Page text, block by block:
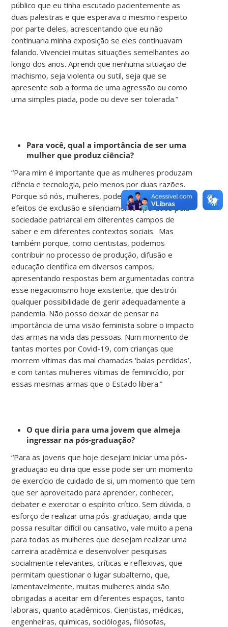
público que eu tinha escutado pacientemente as
duas palestras e que esperava o mesmo respeito
por parte deles, acrescentando que eu não
continuaria minha exposição se eles continuavam
falando. Vivenciei muitas situações semelhantes ao
longo dos anos. Aprendi que nenhuma situação de
machismo, seja violenta ou sutil, seja que se
apresente sob a forma de uma agressão ou como
uma simples piada, pode ou deve ser tolerada.”
Para você, qual a importância de ser uma
mulher que produz ciência?
“Para mim é importante que as mulheres produzam
ciência e tecnologia, pelo menos por duas razões.
Porque só nós, mulheres, podemos falar dos
efeitos de exclusão e silenciamento operados pela
sociedade patriarcal em diferentes campos de
saber e em diferentes contextos sociais. Mas
também porque, como cientistas, podemos
contribuir no processo de produção, difusão e
educação científica em diversos campos,
apresentando respostas bem argumentadas contra
esse negacionismo hoje existente, que destrói
qualquer possibilidade de gerir adequadamente a
pandemia. Não posso deixar de pensar na
importância de uma visão feminista sobre o impacto
das armas na vida das pessoas. Num momento de
tantas mortes por Covid-19, com crianças que
morrem vítimas das mal chamadas ‘balas perdidas’,
e com tantas mulheres vítimas de feminicídio, por
essas mesmas armas que o Estado libera.”
O que diria para uma jovem que almeja
ingressar na pós-graduação?
“Para as jovens que hoje desejam iniciar uma pós-
graduação eu diria que esse pode ser um momento
de exercício de cuidado de si, um momento que tem
que ser aproveitado para aprender, conhecer,
debater e exercitar o espírito crítico. Sem dúvida, o
esforço de realizar uma pós-graduação, ainda que
possa resultar difícil ou cansativo, vale muito a pena
para todas as mulheres que desejam realizar uma
carreira acadêmica e desenvolver pesquisas
socialmente relevantes, críticas e reflexivas, que
permitam questionar o lugar subalterno, que,
lamentavelmente, muitas mulheres ainda são
obrigadas a aceitar em diferentes espaços, tanto
laborais, quanto acadêmicos. Cientistas, médicas,
engenheiras, químicas, sociólogas, filósofas,